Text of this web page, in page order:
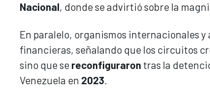
Nacional, donde se advirtió sobre la
En paralelo, organismos internacionales y
financieras, señalando que los circuitos
sino que se reconfiguraron tras la
Venezuela en 2023.